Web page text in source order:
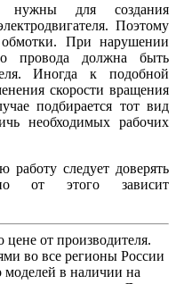
нужны для создания
Поэтому
При нарушении
провода должна быть
Иногда к подобной
скорости вращения
подбирается тот вид
необходимых рабочих
следует доверять
от этого зависит
от производителя.
во все регионы России
в наличии на